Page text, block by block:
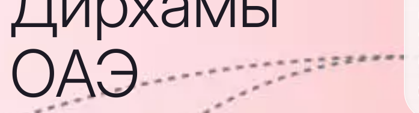
ОАЭ